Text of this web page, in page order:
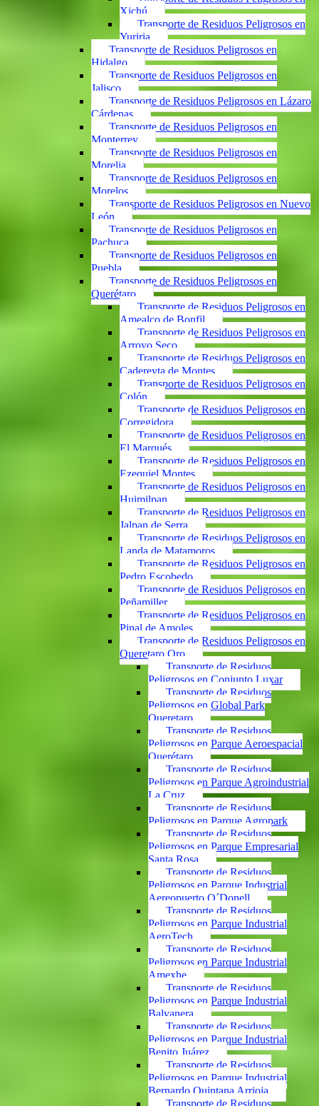
Xichú
Transporte de Residuos Peligrosos en
Yuriria
Transporte de Residuos Peligrosos en
Hidalgo
Transporte de Residuos Peligrosos en
Jalisco
Transporte de Residuos Peligrosos en Lázaro
Cárdenas
Transporte de Residuos Peligrosos en
Monterrey
Transporte de Residuos Peligrosos en
Morelia
Transporte de Residuos Peligrosos en
Morelos
Transporte de Residuos Peligrosos en Nuevo
León
Transporte de Residuos Peligrosos en
Pachuca
Transporte de Residuos Peligrosos en
Puebla
Transporte de Residuos Peligrosos en
Querétaro
Transporte de Residuos Peligrosos en
Amealco de Bonfil
Transporte de Residuos Peligrosos en
Arroyo Seco
Transporte de Residuos Peligrosos en
Cadereyta de Montes
Transporte de Residuos Peligrosos en
Colón
Transporte de Residuos Peligrosos en
Corregidora
Transporte de Residuos Peligrosos en
El Marqués
Transporte de Residuos Peligrosos en
Ezequiel Montes
Transporte de Residuos Peligrosos en
Huimilpan
Transporte de Residuos Peligrosos en
Jalpan de Serra
Transporte de Residuos Peligrosos en
Landa de Matamoros
Transporte de Residuos Peligrosos en
Pedro Escobedo
Transporte de Residuos Peligrosos en
Peñamiller
Transporte de Residuos Peligrosos en
Pinal de Amoles
Transporte de Residuos Peligrosos en
Queretaro Qro
Transporte de Residuos
Peligrosos en Conjunto Luxar
Transporte de Residuos
Peligrosos en Global Park
Queretaro
Transporte de Residuos
Peligrosos en Parque Aeroespacial
Querétaro
Transporte de Residuos
Peligrosos en Parque Agroindustrial
La Cruz
Transporte de Residuos
Peligrosos en Parque Agropark
Transporte de Residuos
Peligrosos en Parque Empresarial
Santa Rosa
Transporte de Residuos
Peligrosos en Parque Industrial
Aereopuerto O´Donell
Transporte de Residuos
Peligrosos en Parque Industrial
AeroTech
Transporte de Residuos
Peligrosos en Parque Industrial
Amexhe
Transporte de Residuos
Peligrosos en Parque Industrial
Balvanera
Transporte de Residuos
Peligrosos en Parque Industrial
Benito Juárez
Transporte de Residuos
Peligrosos en Parque Industrial
Bernardo Quintana Arrioja
Transporte de Residuos